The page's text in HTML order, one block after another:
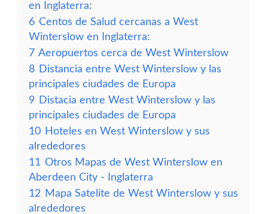
en Inglaterra:
6 Centos de Salud cercanas a West
Winterslow en Inglaterra:
7 Aeropuertos cerca de West Winterslow
8 Distancia entre West Winterslow y las
principales ciudades de Europa
9 Distacia entre West Winterslow y las
principales ciudades de Europa
10 Hoteles en West Winterslow y sus
alrededores
11 Otros Mapas de West Winterslow en
Aberdeen City - Inglaterra
12 Mapa Satelite de West Winterslow y sus
alrededores